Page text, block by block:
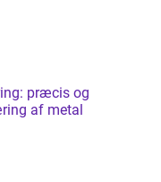
præcis og
af metal